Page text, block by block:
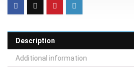
Description
Additional information